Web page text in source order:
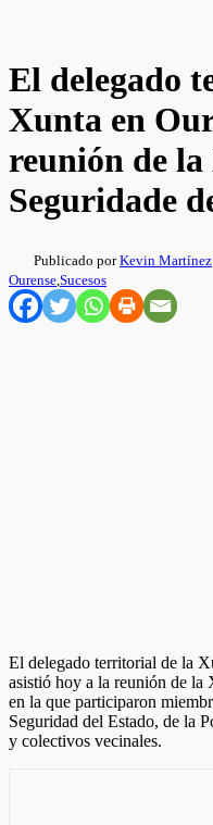
El delegado
Xunta en
reunión de
Seguridade
Publicado porKevin Martínez
Ourense,Sucesos
El delegado territorial de la
asistió hoy a la reunión de la
en la que participaron
Seguridad del Estado, de la
y colectivos vecinales.